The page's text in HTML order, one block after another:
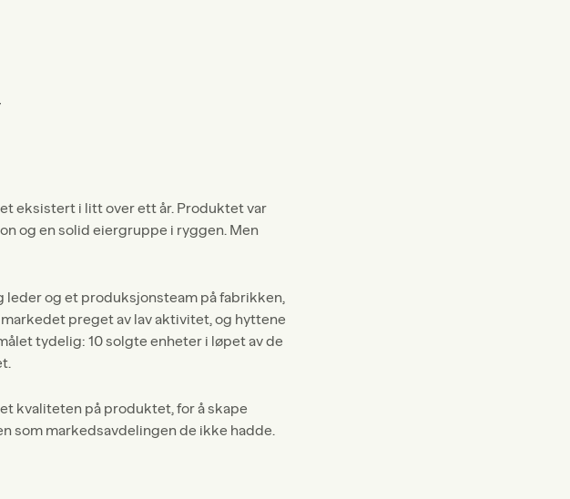
eksistert i litt over ett år. Produktet var
og en solid eiergruppe i ryggen. Men
leder og et produksjonsteam på fabrikken,
preget av lav aktivitet, og hyttene
tydelig: 10 solgte enheter i løpet av de
kvaliteten på produktet, for å skape
som markedsavdelingen de ikke hadde.